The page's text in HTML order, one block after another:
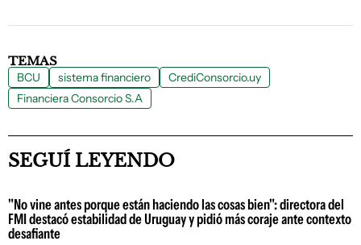
TEMAS
BCU sistema financiero
CrediConsorcio.uy
Financiera Consorcio S.A
SEGUÍ LEYENDO
"No vine antes porque están haciendo las cosas bien": directora del
FMI destacó estabilidad de Uruguay y pidió más coraje ante contexto
desafiante